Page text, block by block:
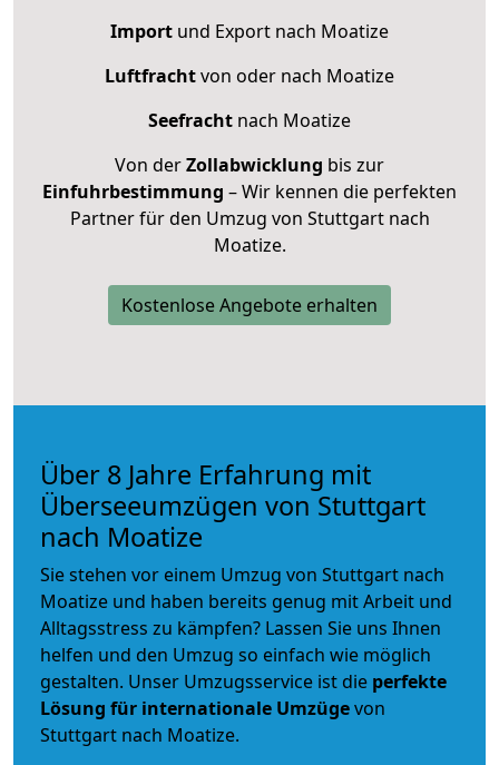
Import und Export nach Moatize
Luftfrachtvon oder nach Moatize
Seefracht nach Moatize
Von derZollabwicklung bis zur
Einfuhrbestimmung – Wir kennen die perfekten
Partner für den Umzug von Stuttgart nach
Moatize.
Kostenlose Angebote erhalten
Über 8 Jahre Erfahrung mit
Überseeumzügen von Stuttgart
nach Moatize
Sie stehen vor einem Umzug von Stuttgart nach
Moatize und haben bereits genug mit Arbeit und
Alltagsstress zu kämpfen? Lassen Sie uns Ihnen
helfen und den Umzug so einfach wie möglich
gestalten. Unser Umzugsservice ist die perfekte
Lösung für internationale Umzügevon
Stuttgart nach Moatize.